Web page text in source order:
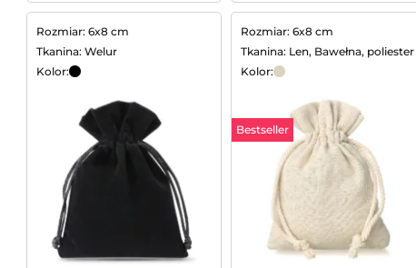
Rozmiar: 6x8 cm
Tkanina: Welur
Kolor:
Rozmiar: 6x8 cm
Tkanina: Len, Bawełna, poliester
Kolor:
Bestseller